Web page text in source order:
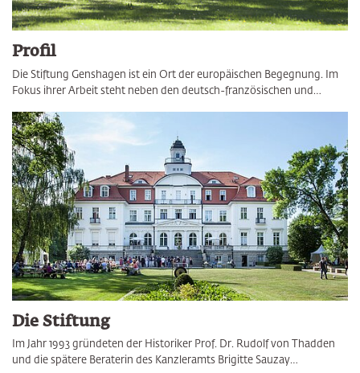
Profil
Die Stiftung Genshagen ist ein Ort der europäischen Begegnung. Im
Fokus ihrer Arbeit steht neben den deutsch-französischen und…
Die Stiftung
Im Jahr 1993 gründeten der Historiker Prof. Dr. Rudolf von Thadden
und die spätere Beraterin des Kanzleramts Brigitte Sauzay…